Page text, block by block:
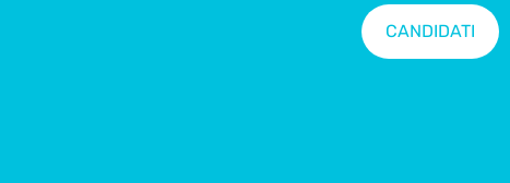
CANDIDATI